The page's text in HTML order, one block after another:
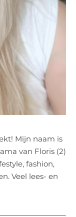
Mijn naam is
van Floris (2)
fashion,
Veel lees- en